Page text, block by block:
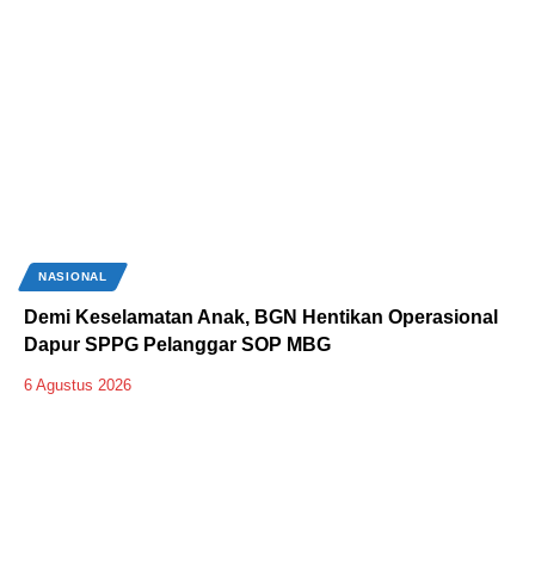
NASIONAL
Demi Keselamatan Anak, BGN Hentikan Operasional
Dapur SPPG Pelanggar SOP MBG
6 Agustus 2026